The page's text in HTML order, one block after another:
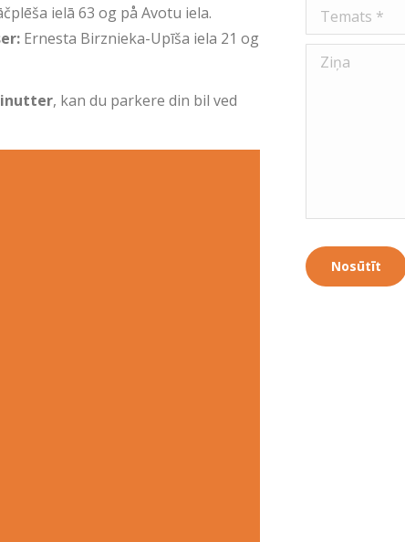
ielā 63 og på Avotu iela.
Ernesta Birznieka-Upīša iela 21 og
, kan du parkere din bil ved